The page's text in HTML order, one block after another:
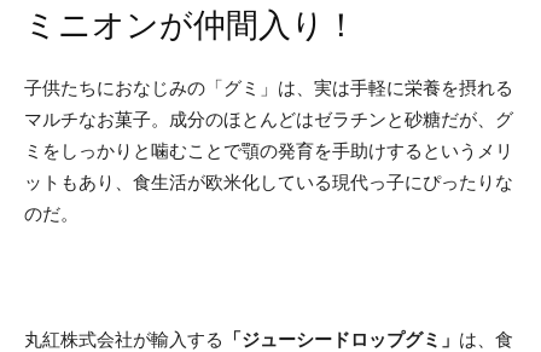
ミニオンが仲間入り！
子供たちにおなじみの「グミ」は、実は手軽に栄養を摂れる
マルチなお菓子。成分のほとんどはゼラチンと砂糖だが、グ
ミをしっかりと噛むことで顎の発育を手助けするというメリ
ットもあり、食生活が欧米化している現代っ子にぴったりな
のだ。
丸紅株式会社が輸入する 「ジューシードロップグミ」 は、食